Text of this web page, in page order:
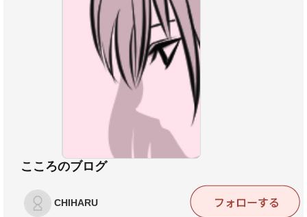
こころのブログ
CHIHARU